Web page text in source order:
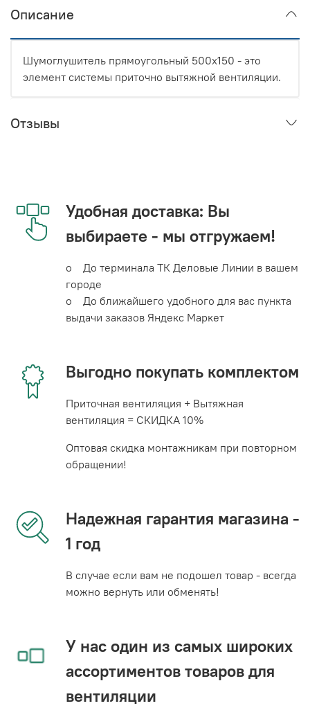
Описание
Шумоглушитель прямоугольный 500x150 - это
элемент системы приточно вытяжной вентиляции.
Отзывы
Удобная доставка: Вы
выбираете - мы отгружаем!
o До терминала ТК Деловые Линии в вашем
городе
o До ближайшего удобного для вас пункта
выдачи заказов Яндекс Маркет
Выгодно покупать комплектом
Приточная вентиляция + Вытяжная
вентиляция = СКИДКА 10%
Оптовая скидка монтажникам при повторном
обращении!
Надежная гарантия магазина -
1 год
В случае если вам не подошел товар - всегда
можно вернуть или обменять!
У нас один из самых широких
ассортиментов товаров для
вентиляции